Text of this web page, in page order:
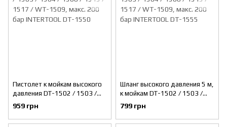
Пистолет к мойкам высокого
давления DT-1502 / 1503 /
1504 / 1508 / 1515 / 1517 /
WT-1509, макс. 200 бар
INTERTOOL DT-1550
959 грн
Шланг высокого давления 5 м,
к мойкам DT-1502 / 1503 /
1504 / 1508 / 1515 / 1517 /
WT-1509, макс. 200 бар
INTERTOOL DT-1555
799 грн